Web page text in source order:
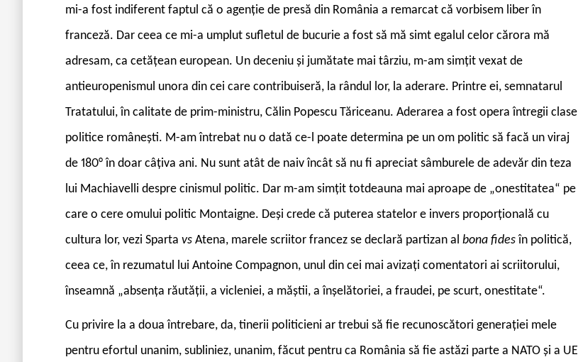
mi-a fost indiferent faptul că o agenție de presă din România a remarcat că vorbisem liber în
franceză. Dar ceea ce mi-a umplut sufletul de bucurie a fost să mă simt egalul celor cărora mă
adresam, ca cetățean european. Un deceniu și jumătate mai târziu, m-am simțit vexat de
antieuropenismul unora din cei care contribuiseră, la rândul lor, la aderare. Printre ei, semnatarul
Tratatului, în calitate de prim-ministru, Călin Popescu Tăriceanu. Aderarea a fost opera întregii clase
politice românești. M-am întrebat nu o dată ce-l poate determina pe un om politic să facă un viraj
de 180° în doar câțiva ani. Nu sunt atât de naiv încât să nu fi apreciat sâmburele de adevăr din teza
lui Machiavelli despre cinismul politic. Dar m-am simțit totdeauna mai aproape de „onestitatea“ pe
care o cere omului politic Montaigne. Deși crede că puterea statelor e invers proporțională cu
cultura lor, vezi Sparta vs Atena, marele scriitor francez se declară partizan al bona fidesîn politică,
ceea ce, în rezumatul lui Antoine Compagnon, unul din cei mai avizați comentatori ai scriitorului,
înseamnă „absența răutății, a vicleniei, a măștii, a înșelătoriei, a fraudei, pe scurt, onestitate“.
Cu privire la a doua întrebare, da, tinerii politicieni ar trebui să fie recunoscători generației mele
pentru efortul unanim, subliniez, unanim, făcut pentru ca România să fie astăzi parte a NATO și a UE